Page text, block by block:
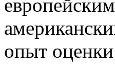
опыт оценки